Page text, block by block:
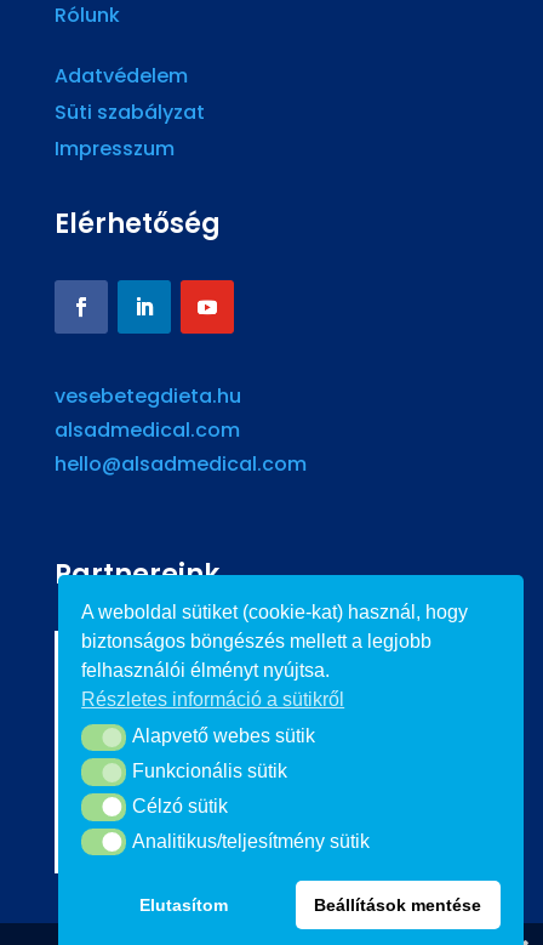
Rólunk
Adatvédelem
Süti szabályzat
Impresszum
Elérhetőség
vesebetegdieta.hu
alsadmedical.com
hello@alsadmedical.com
Partnereink
A weboldal sütiket (cookie-kat) használ, hogy
biztonságos böngészés mellett a legjobb
felhasználói élményt nyújtsa.
Részletes információ a sütikről
Alapvető webes sütik
Alapvető webes sütik
Funkcionális sütik
Funkcionális sütik
Célzó sütikCélzó sütik
Analitikus/teljesítmény sütik
Analitikus/teljesítmény sütik
Elutasítom Beállítások mentése